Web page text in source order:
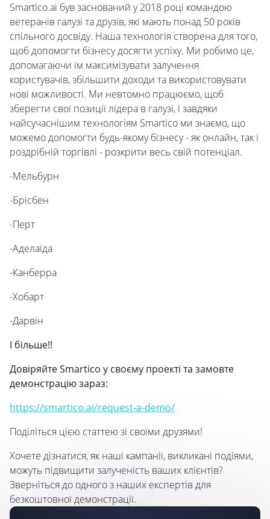
Smartico.ai був заснований у 2018 році командою
ветеранів галузі та друзів, які мають понад 50 років
спільного досвіду. Наша технологія створена для того,
щоб допомогти бізнесу досягти успіху. Ми робимо це,
допомагаючи їм максимізувати залучення
користувачів, збільшити доходи та використовувати
нові можливості. Ми невтомно працюємо, щоб
зберегти свої позиції лідера в галузі, і завдяки
найсучаснішим технологіям Smartico ми знаємо, що
можемо допомогти будь-якому бізнесу - як онлайн, так і
роздрібній торгівлі - розкрити весь свій потенціал.
-Мельбурн
-Брісбен
-Перт
-Аделаїда
-Канберра
-Хобарт
-Дарвін
І більше!!
Довіряйте Smartico у своєму проекті та замовте
демонстрацію зараз:
https://smartico.ai/request-a-demo/
Поділіться цією статтею зі своїми друзями!
Хочете дізнатися, як наші кампанії, викликані подіями,
можуть підвищити залученість ваших клієнтів?
Зверніться до одного з наших експертів для
безкоштовної демонстрації.